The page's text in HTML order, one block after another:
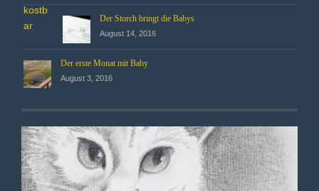
Der Storch bringt die Babys
August 14, 2016
Der erste Monat mit Baby
August 3, 2016